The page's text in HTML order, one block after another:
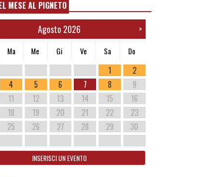
MESE AL PIGNETO
Agosto 2026 >
Ma Me Gi Ve Sa Do
1
2
4 5 6 7 8
9
11 12 13 14 15
16
18 19 20 21 22
23
25 26 27 28 29
30
INSERISCI UN EVENTO